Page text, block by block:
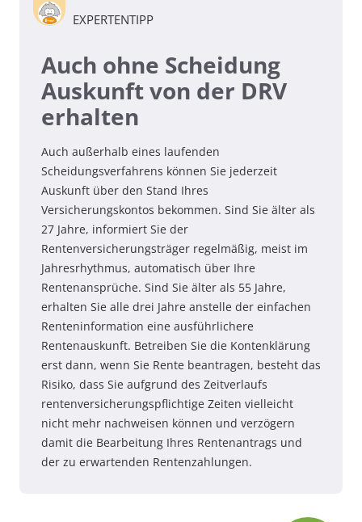
EXPERTENTIPP
Auch ohne Scheidung
Auskunft von der DRV
erhalten
Auch außerhalb eines laufenden
Scheidungsverfahrens können Sie jederzeit
Auskunft über den Stand Ihres
Versicherungskontos bekommen. Sind Sie älter als
27 Jahre, informiert Sie der
Rentenversicherungsträger regelmäßig, meist im
Jahresrhythmus, automatisch über Ihre
Rentenansprüche. Sind Sie älter als 55 Jahre,
erhalten Sie alle drei Jahre anstelle der einfachen
Renteninformation eine ausführlichere
Rentenauskunft. Betreiben Sie die Kontenklärung
erst dann, wenn Sie Rente beantragen, besteht das
Risiko, dass Sie aufgrund des Zeitverlaufs
rentenversicherungspflichtige Zeiten vielleicht
nicht mehr nachweisen können und verzögern
damit die Bearbeitung Ihres Rentenantrags und
der zu erwartenden Rentenzahlungen.